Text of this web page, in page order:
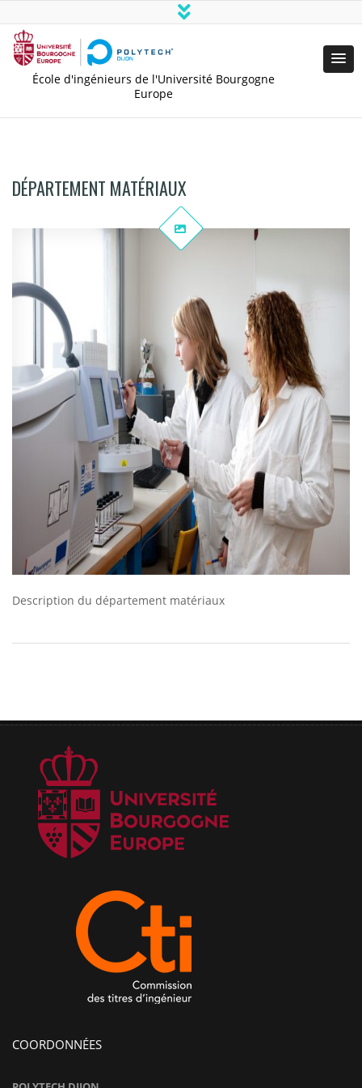
École d'ingénieurs de l'Université Bourgogne
Europe
DÉPARTEMENT MATÉRIAUX
Description du département matériaux
COORDONNÉES